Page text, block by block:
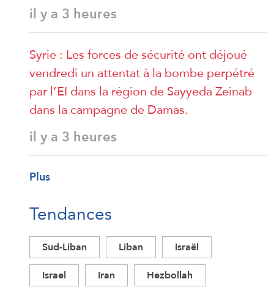
il y a 3 heures
Syrie : Les forces de sécurité ont déjoué
vendredi un attentat à la bombe perpétré
par l’EI dans la région de Sayyeda Zeinab
dans la campagne de Damas.
il y a 3 heures
Plus
Tendances
Sud-Liban Liban
Israël
Israel
Iran
Hezbollah